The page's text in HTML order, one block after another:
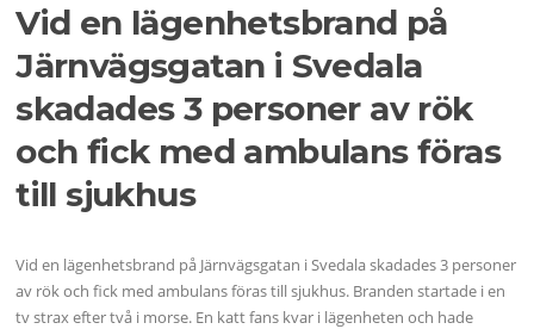
Vid en lägenhetsbrand på
Järnvägsgatan i Svedala
skadades 3 personer av rök
och fick med ambulans föras
till sjukhus
Vid en lägenhetsbrand på Järnvägsgatan i Svedala skadades 3 personer
av rök och fick med ambulans föras till sjukhus. Branden startade i en
tv strax efter två i morse. En katt fans kvar i lägenheten och hade